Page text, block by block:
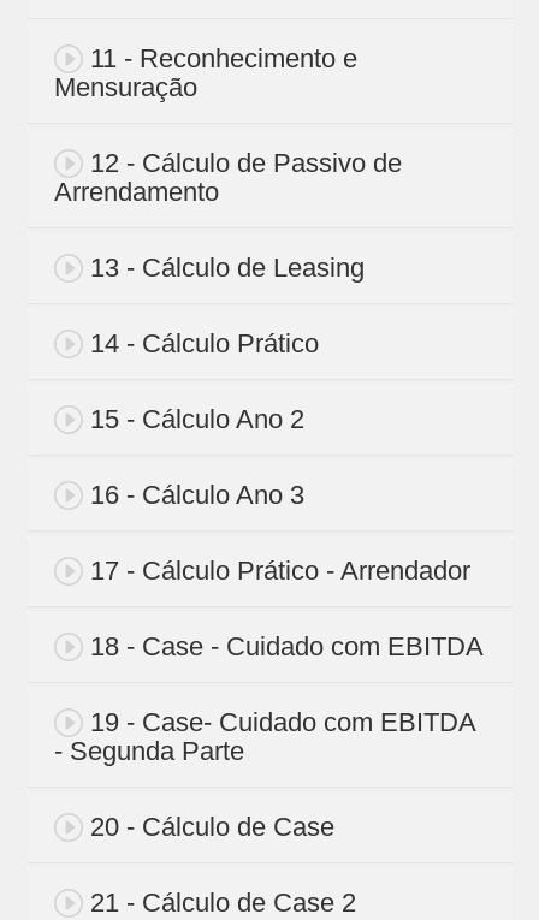
11 - Reconhecimento e
Mensuração
12 - Cálculo de Passivo de
Arrendamento
13 - Cálculo de Leasing
14 - Cálculo Prático
15 - Cálculo Ano 2
16 - Cálculo Ano 3
17 - Cálculo Prático - Arrendador
18 - Case - Cuidado com EBITDA
19 - Case- Cuidado com EBITDA
- Segunda Parte
20 - Cálculo de Case
21 - Cálculo de Case 2